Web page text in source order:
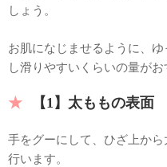
しょう。
お肌になじませるように、
し滑りやすいくらいの量がお
【1】太ももの表面
手をグーにして、ひざ上か
行います。